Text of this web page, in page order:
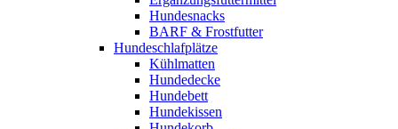
Hundesnacks
BARF & Frostfutter
Hundeschlafplätze
Kühlmatten
Hundedecke
Hundebett
Hundekissen